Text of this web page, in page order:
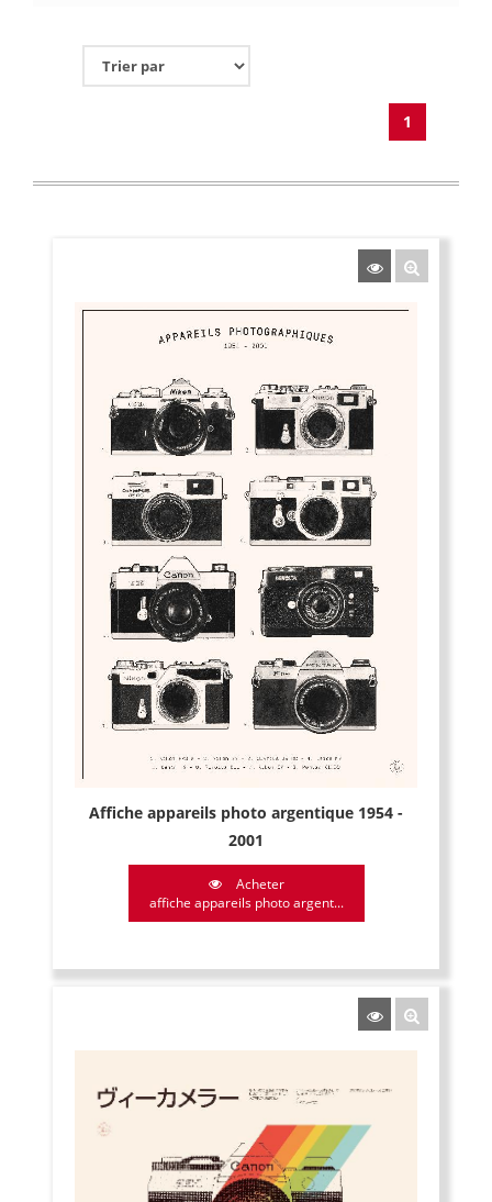
1
Affiche appareils photo argentique 1954 -
2001
Acheter
affiche appareils photo argent...